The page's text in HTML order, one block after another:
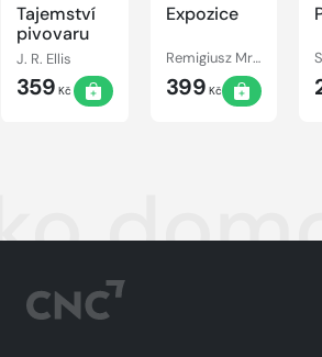
Tajemství
pivovaru
J. R. Ellis
359 Kč
Expozice
Remigiusz Mróz
399 Kč